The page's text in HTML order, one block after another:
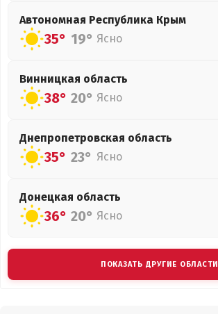
Автономная Республика Крым
35° 19° Ясно
Винницкая область
38° 20° Ясно
Днепропетровская область
35° 23° Ясно
Донецкая область
36° 20° Ясно
ПОКАЗАТЬ ДРУГИЕ ОБЛАСТИ